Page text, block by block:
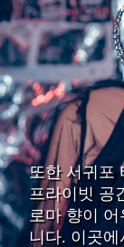
또한 서귀포
프라이빗 공
로마 향이
니다. 이곳